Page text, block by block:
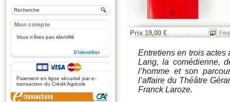
Mon compte
Vous n'êtes pas identifié
S'identifier
Paiement en ligne sécurisé par e-
transaction du Crédit Agricole
Prix 19,00 €
Entretiens en trois actes
Lang, la comédienne,
l’homme et son
l’affaire du Théâtre
Franck Laroze.